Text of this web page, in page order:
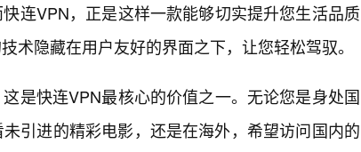
连VPN，正是这样一款能够切实提升您生活品质
术隐藏在用户友好的界面之下，让您轻松驾驭。
是快连VPN最核心的价值之一。无论您是身处国
引进的精彩电影，还是在海外，希望访问国内的